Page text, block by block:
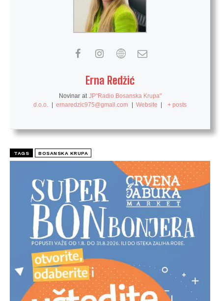
Erna Redžić
Novinar at JP"Radio Bosanska Krupa"
d.o.o.
| ernaredzic975@gmail.com | Website | + posts
TAGS BOSANSKA KRUPA